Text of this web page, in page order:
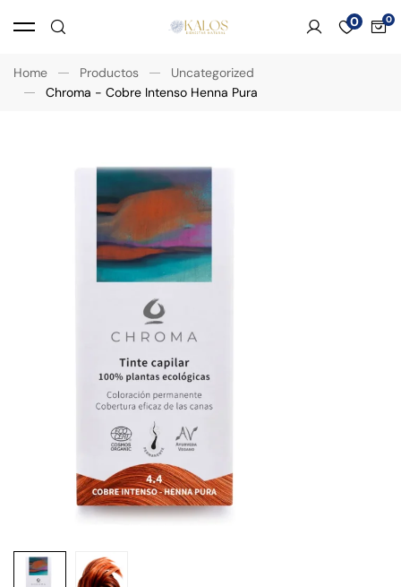
0
Home Productos
Uncategorized
Chroma - Cobre Intenso Henna Pura